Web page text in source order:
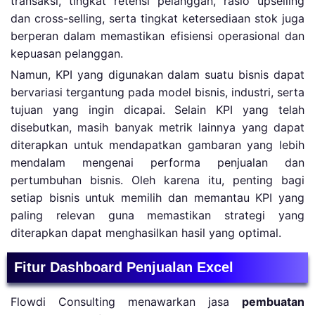
dan cross-selling, serta tingkat ketersediaan stok juga
berperan dalam memastikan efisiensi operasional dan
kepuasan pelanggan.
Namun, KPI yang digunakan dalam suatu bisnis dapat
bervariasi tergantung pada model bisnis, industri, serta
tujuan yang ingin dicapai. Selain KPI yang telah
disebutkan, masih banyak metrik lainnya yang dapat
diterapkan untuk mendapatkan gambaran yang lebih
mendalam mengenai performa penjualan dan
pertumbuhan bisnis. Oleh karena itu, penting bagi
setiap bisnis untuk memilih dan memantau KPI yang
paling relevan guna memastikan strategi yang
diterapkan dapat menghasilkan hasil yang optimal.
Fitur Dashboard Penjualan Excel
Flowdi Consulting menawarkan jasa pembuatan